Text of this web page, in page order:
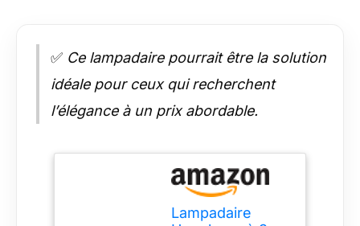
✅ Ce lampadaire pourrait être la solution
idéale pour ceux qui recherchent
l’élégance à un prix abordable.
Lampadaire